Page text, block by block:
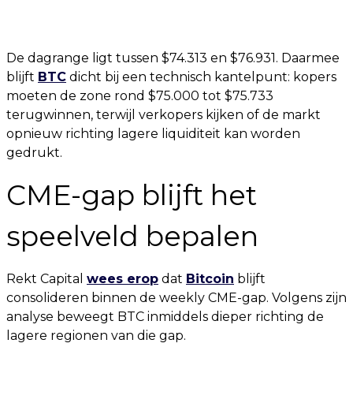
De dagrange ligt tussen $74.313 en $76.931. Daarmee
blijft BTC dicht bij een technisch kantelpunt: kopers
moeten de zone rond $75.000 tot $75.733
terugwinnen, terwijl verkopers kijken of de markt
opnieuw richting lagere liquiditeit kan worden
gedrukt.
CME-gap blijft het
speelveld bepalen
Rekt Capital wees erop dat Bitcoin blijft
consolideren binnen de weekly CME-gap. Volgens zijn
analyse beweegt BTC inmiddels dieper richting de
lagere regionen van die gap.